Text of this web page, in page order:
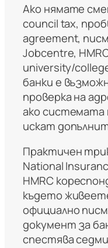
Ако нямате
council tax,
agreement,
Jobcentre,
university/
банки е
проверка на
ако системата
искат
Практичен
National
HMRC
където
официално
документ за
спестява